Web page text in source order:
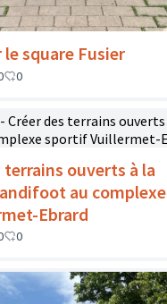
le square Fusier
0
terrains ouverts à la
au complexe
Ebrard
0